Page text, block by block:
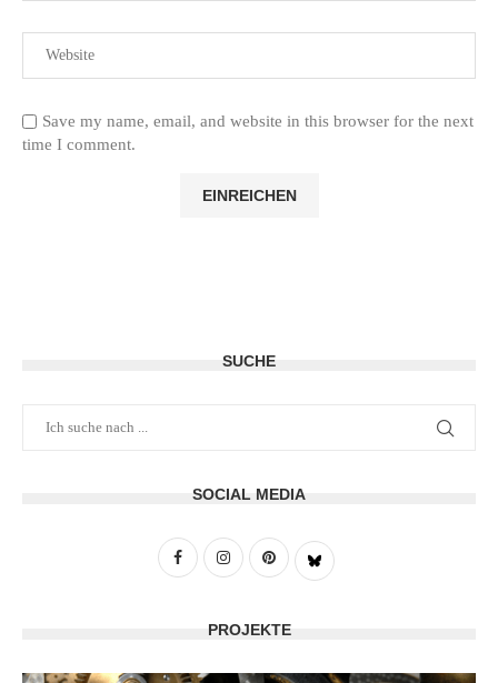
Save my name, email, and website in this browser for the next
time I comment.
SUCHE
SOCIAL MEDIA
PROJEKTE